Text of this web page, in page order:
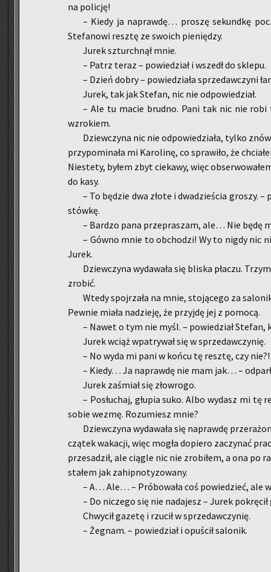
na po­li­cję!
– Kiedy ja na­praw­dę… pro­szę se­kund­kę
Ste­fa­no­wi resz­tę ze swo­ich pie­nię­dzy.
Jurek szturch­nął mnie.
– Patrz teraz – po­wie­dział i wszedł do skle­pu.
– Dzień dobry – po­wie­dzia­ła sprze­daw­czy­ni
Jurek, tak jak Ste­fan, nic nie od­po­wie­dział.
– Ale tu macie brud­no. Pani tak nic nie
wzro­kiem.
Dziew­czy­na nic nie od­po­wie­dzia­ła, tylko
przy­po­mi­na­ła mi Ka­ro­li­nę, co spra­wi­ło, że
Nie­ste­ty, byłem zbyt cie­ka­wy, więc
do kasy.
– To bę­dzie dwa złote i dwa­dzie­ścia gro­szy. –
stów­kę.
– Bar­dzo pana prze­pra­szam, ale… Nie będę
– Gówno mnie to ob­cho­dzi! Wy to nigdy nic
Jurek.
Dziew­czy­na wy­da­wa­ła się bli­ska pła­czu.
zro­bić.
Wtedy spoj­rza­ła na mnie, sto­ją­ce­go za
Pew­nie miała na­dzie­ję, że przyj­dę jej z po­mo­cą.
– Nawet o tym nie myśl. – po­wie­dział Ste­fan,
Jurek wciąż wpa­try­wał się w sprze­daw­czy­nię.
– No wyda mi pani w końcu tę resz­tę, czy nie?!
– Kiedy… Ja na­praw­dę nie mam jak… –
Jurek za­śmiał się zło­wro­go.
– Po­słu­chaj, głu­pia suko. Albo wy­dasz mi
sobie wezmę. Ro­zu­miesz mnie?
Dziew­czy­na wy­da­wa­ła się na­praw­dę
czą­tek wa­ka­cji, więc mogła do­pie­ro za­czy­nać
prze­sa­dził, ale cią­gle nic nie zro­bi­łem, a ona po
sta­łem jak za­hip­no­ty­zo­wa­ny.
– A… Ale… – Pró­bo­wa­ła coś po­wie­dzieć, ale
– Do ni­cze­go się nie na­da­jesz – Jurek po­krę­cił
Chwy­cił ga­ze­tę i rzu­cił w sprze­daw­czy­nię.
– Że­gnam. – po­wie­dział i opu­ścił sa­lo­nik.